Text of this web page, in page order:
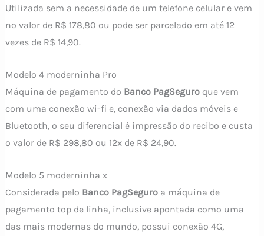
Utilizada sem a necessidade de um telefone celular e vem
no valor de R$ 178,80 ou pode ser parcelado em até 12
vezes de R$ 14,90.
Modelo 4 moderninha Pro
Máquina de pagamento do Banco PagSeguroque vem
com uma conexão wi-fi e, conexão via dados móveis e
Bluetooth, o seu diferencial é impressão do recibo e custa
o valor de R$ 298,80 ou 12x de R$ 24,90.
Modelo 5 moderninha x
Considerada pelo Banco PagSeguroa máquina de
pagamento top de linha, inclusive apontada como uma
das mais modernas do mundo, possui conexão 4G,